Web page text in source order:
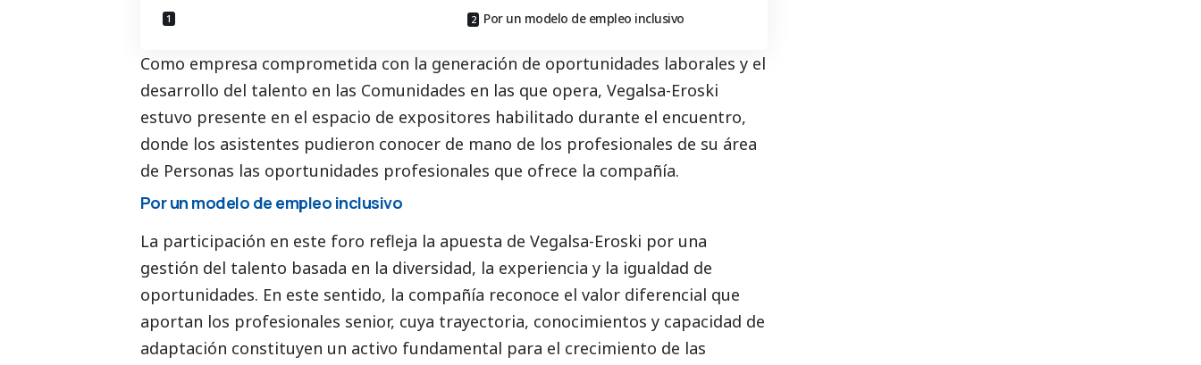
Por un modelo de empleo inclusivo
Como empresa comprometida con la generación de oportunidades laborales y el
desarrollo del talento en las Comunidades en las que opera, Vegalsa-Eroski
estuvo presente en el espacio de expositores habilitado durante el encuentro,
donde los asistentes pudieron conocer de mano de los profesionales de su área
de Personas las oportunidades profesionales que ofrece la compañía.
Por un modelo de empleo inclusivo
La participación en este foro refleja la apuesta de Vegalsa-Eroski por una
gestión del talento basada en la diversidad, la experiencia y la igualdad de
oportunidades. En este sentido, la compañía reconoce el valor diferencial que
aportan los profesionales senior, cuya trayectoria, conocimientos y capacidad de
adaptación constituyen un activo fundamental para el crecimiento de las